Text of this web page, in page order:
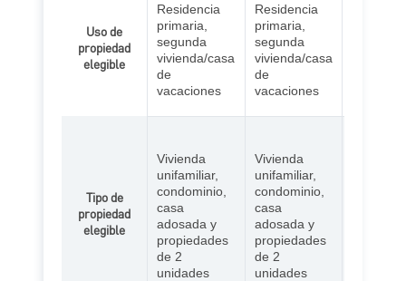
Uso de
propiedad
elegible
Residencia
primaria,
segunda
vivienda/casa
de
vacaciones
Residencia
primaria,
segunda
vivienda/casa
de
vacaciones
Tipo de
propiedad
elegible
Vivienda
unifamiliar,
condominio,
casa
adosada y
propiedades
de 2
unidades
Vivienda
unifamiliar,
condominio,
casa
adosada y
propiedades
de 2
unidades